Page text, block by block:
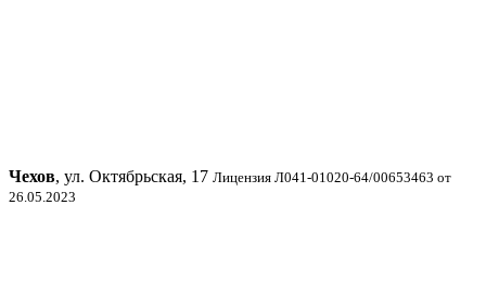
Чехов, ул. Октябрьская, 17 Лицензия Л041-01020-64/00653463 от
26.05.2023